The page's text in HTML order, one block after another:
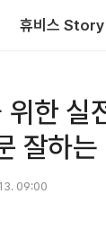
휴비스 Story
한 실
잘하는
09:00